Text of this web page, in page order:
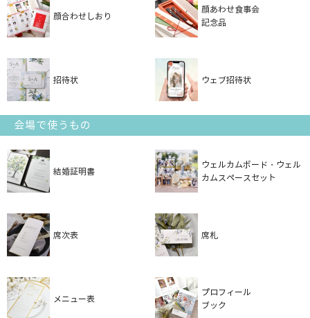
顔合わせしおり
顔あわせ食事会
記念品
招待状 ウェブ招待状
会場で使うもの
結婚証明書
ウェルカムボード・ウェル
カムスペースセット
席次表 席札
メニュー表
プロフィール
ブック